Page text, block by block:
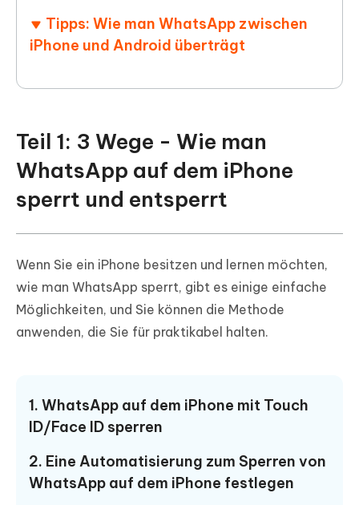
Tipps: Wie man WhatsApp zwischen
iPhone und Android überträgt
Teil 1: 3 Wege - Wie man
WhatsApp auf dem iPhone
sperrt und entsperrt
Wenn Sie ein iPhone besitzen und lernen möchten,
wie man WhatsApp sperrt, gibt es einige einfache
Möglichkeiten, und Sie können die Methode
anwenden, die Sie für praktikabel halten.
1. WhatsApp auf dem iPhone mit Touch
ID/Face ID sperren
2. Eine Automatisierung zum Sperren von
WhatsApp auf dem iPhone festlegen